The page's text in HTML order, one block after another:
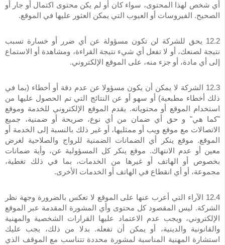
أي شخص لهذا المحتوى، سواء كان أو لم يكن محتوى اكتمال أو جار أو
الصحيح. الفيروسات أو العيوب التي يمكن العثور عليها في الموقع.
12.2 يحق للشركة لن تكون مسؤولة عن أي ضرر أو خسارة تسبب
نتيجة لصنعك، أو لا تفعل أي شيء نتيجة القراءة، ومشاهدة أو الاستماع
إلى أي مادة، أو جزء منه، على الموقع الإلكتروني.
12.3 الشركة لا يمكن أن يكون مسؤولا عن عدم دقة أو أخطاء (بما في
ذلك أخطاء مطبعية) أو سهو أو عن النتائج التي تم الحصول عليها من
استخدام الموقع أو محتوياته. يقدم الموقع الإلكتروني للخدمة وموقع
"كما هي" و حق أي ضمان من أي نوع، صريحة أو ضمنية، جميع
الاتصالات مع موقع ويب أو ممثليها، أو غير ذلك بالنسبة إلى الخدمة أو
الموقع. موقع ينكر أي الضمانات الضمنية للرواج والصلاحية لغرض
معين أو عدم الانتهاك. موقع ينكر كل المسؤولية عن، وأية ضمانات
بخصوص أو الهاتف أو غيرها من الخدمات، بما في ذلك تغطية،
مجموعة، أو أي انقطاع في الهاتف أو الخدمات الأخرى.
12.4 الآراء التي أعرب عنها على الموقع لا تعكس بالضرورة وجهة نظر
الشركة. ليس المقصود كل محتوى وأي المشورة المقدمة عبر الموقع
الإلكتروني، ويجب عدم الاعتماد عليها القرارات الشخصية والمهنية
والقانونية والدينية، أو يمكن أن تفعله. بدلا من ذلك، يجب عليك
استشارة المهنية المناسبة لمشورة محددة تتناسب مع الموقف الذي